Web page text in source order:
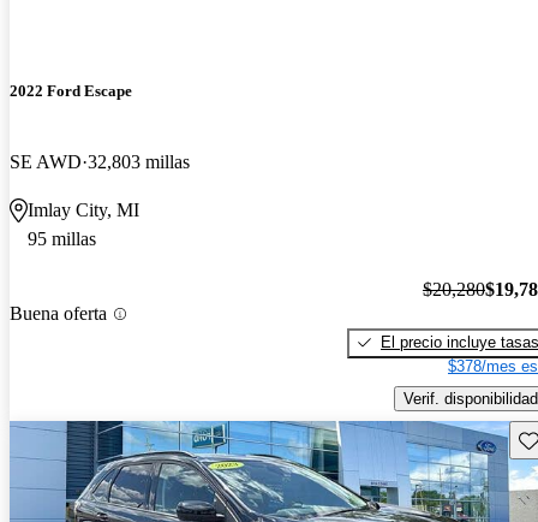
2022 Ford Escape
SE AWD 32,803 millas
Imlay City, MI
95 millas
Buena oferta
$20,280
El precio incluye tasas
$378/mes
Verif. disponibilidad